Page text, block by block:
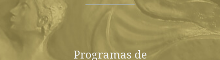
Programas de